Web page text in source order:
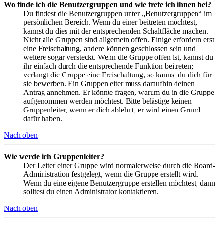
Wo finde ich die Benutzergruppen und wie trete ich ihnen bei?
Du findest die Benutzergruppen unter „Benutzergruppen“ im
persönlichen Bereich. Wenn du einer beitreten möchtest,
kannst du dies mit der entsprechenden Schaltfläche machen.
Nicht alle Gruppen sind allgemein offen. Einige erfordern erst
eine Freischaltung, andere können geschlossen sein und
weitere sogar versteckt. Wenn die Gruppe offen ist, kannst du
ihr einfach durch die entsprechende Funktion beitreten;
verlangt die Gruppe eine Freischaltung, so kannst du dich für
sie bewerben. Ein Gruppenleiter muss daraufhin deinen
Antrag annehmen. Er könnte fragen, warum du in die Gruppe
aufgenommen werden möchtest. Bitte belästige keinen
Gruppenleiter, wenn er dich ablehnt, er wird einen Grund
dafür haben.
Nach oben
Wie werde ich Gruppenleiter?
Der Leiter einer Gruppe wird normalerweise durch die Board-
Administration festgelegt, wenn die Gruppe erstellt wird.
Wenn du eine eigene Benutzergruppe erstellen möchtest, dann
solltest du einen Administrator kontaktieren.
Nach oben